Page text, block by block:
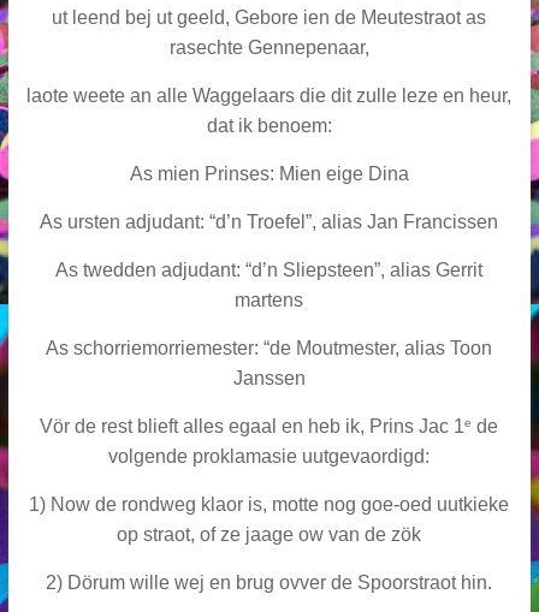
ut leend bej ut geeld, Gebore ien de Meutestraot as
rasechte Gennepenaar,
laote weete an alle Waggelaars die dit zulle leze en heur,
dat ik benoem:
As mien Prinses: Mien eige Dina
As ursten adjudant: “d’n Troefel”, alias Jan Francissen
As twedden adjudant: “d’n Sliepsteen”, alias Gerrit
martens
As schorriemorriemester: “de Moutmester, alias Toon
Janssen
Vör de rest blieft alles egaal en heb ik, Prins Jac 1e de
volgende proklamasie uutgevaordigd:
1) Now de rondweg klaor is, motte nog goe-oed uutkieke
op straot, of ze jaage ow van de zök
2) Dörum wille wej en brug ovver de Spoorstraot hin.